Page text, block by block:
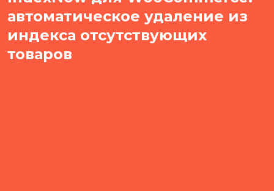
автоматическое удаление из
индекса отсутствующих
товаров